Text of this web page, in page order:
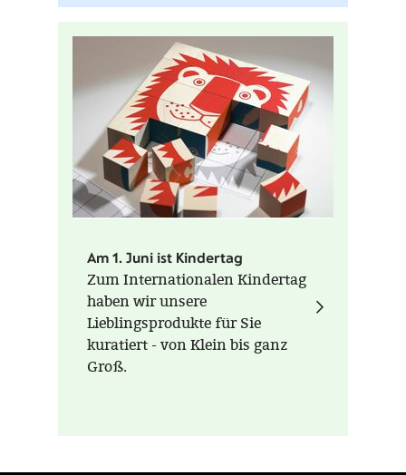
ein solches Unikat zum treuen
Begleiter, meist sogar über
Generationen.
Am 1. Juni ist Kindertag
Zum Internationalen Kindertag
haben wir unsere
Lieblingsprodukte für Sie
kuratiert - von Klein bis ganz
Groß.